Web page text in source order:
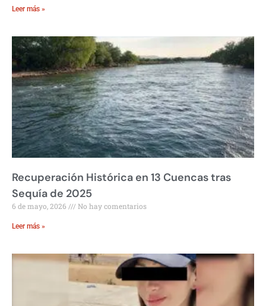
Leer más »
Recuperación Histórica en 13 Cuencas tras
Sequía de 2025
6 de mayo, 2026 No hay comentarios
Leer más »